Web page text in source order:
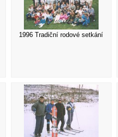
1996 Tradiční rodové setkání